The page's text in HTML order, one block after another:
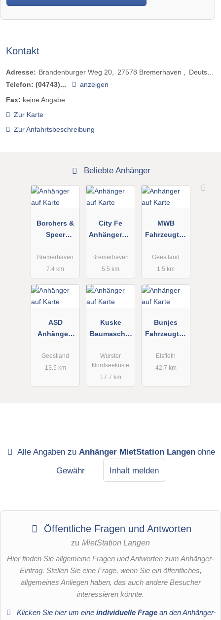
Kontakt
Adresse: Brandenburger Weg 20 27578 Bremerhaven
Deutschland
Telefon: (04743)...
anzeigen
Fax: keine Angabe
Zur Karte
Zur Anfahrtsbeschreibung
Beliebte Anhänger
Borchers &
Speer
en
Baugeräte
Handelsges.
mbH
Bremerhaven
7.4 km
City Fe
Anhängerver
Bremerhaven
5.5 km
MWB
Fahrzeugtec
Geestland
1.5 km
ASD
Anhänger-
Geestland
13.5 km
Kuske
Baumaschin
Geräteverlei
h
Wurster
Nordseeküste
17.7 km
Bunjes
Fahrzeugtec
Elsfleth
42.7 km
Alle Angaben zu Anhänger MietStation Langen ohne
Gewähr
Inhalt melden
Öffentliche Fragen und Antworten
zu MietStation Langen
Hier finden Sie allgemeine Fragen und Antworten zum Anhänger-
Eintrag. Stellen Sie eine Frage, wenn Sie ein öffentliches,
allgemeines Anliegen haben, das auch andere Besucher
interessieren könnte.
Klicken Sie hier um eine individuelle Fragean den Anhänger-